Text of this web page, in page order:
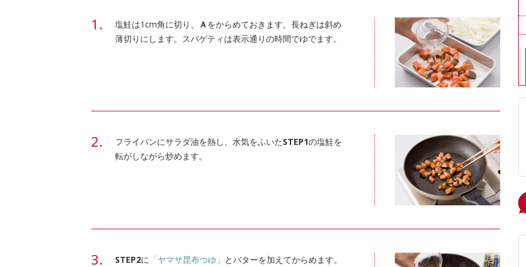
塩鮭は1cm角に切り、 Ａをからめておきます。長ねぎは斜め
薄切りにします。スパゲティは表示通りの時間でゆでます。
フライパンにサラダ油を熱し、水気をふいたSTEP1の塩鮭を
転がしながら炒めます。
STEP2に 「ヤマサ昆布つゆ」 とバターを加えてからめます。